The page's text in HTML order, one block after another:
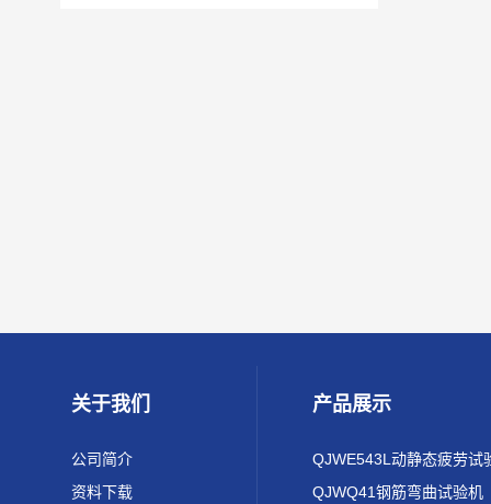
关于我们
公司简介
资料下载
产品展示
QJWE543L动静态疲劳试
QJWQ41钢筋弯曲试验机